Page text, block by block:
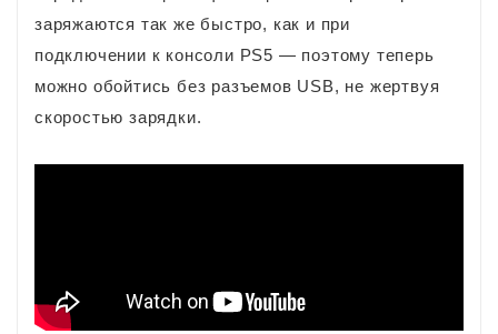
заряжаются так же быстро, как и при
подключении к консоли PS5 — поэтому теперь
можно обойтись без разъемов USB, не жертвуя
скоростью зарядки.